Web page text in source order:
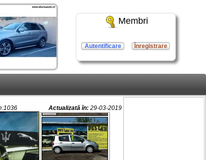
Membri
Autentificare Înregistrare
Actualizată în: 29-03-2019